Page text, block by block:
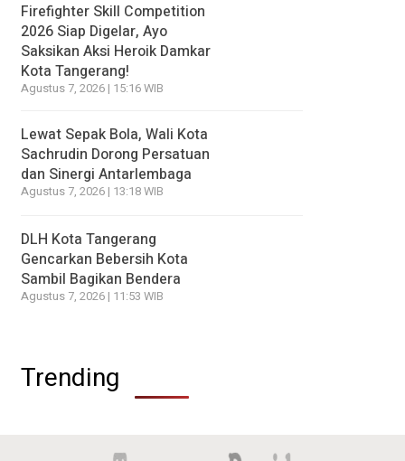
Firefighter Skill Competition
2026 Siap Digelar, Ayo
Saksikan Aksi Heroik Damkar
Kota Tangerang!
Agustus 7, 2026 | 15:16 WIB
Lewat Sepak Bola, Wali Kota
Sachrudin Dorong Persatuan
dan Sinergi Antarlembaga
Agustus 7, 2026 | 13:18 WIB
DLH Kota Tangerang
Gencarkan Bebersih Kota
Sambil Bagikan Bendera
Agustus 7, 2026 | 11:53 WIB
Trending